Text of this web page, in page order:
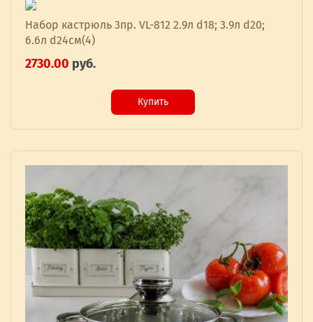
Набор кастрюль 3пр. VL-812 2.9л d18; 3.9л d20;
6.6л d24см(4)
2730.00 руб.
Купить